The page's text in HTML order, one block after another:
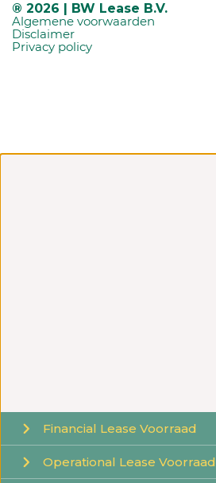
Financial Lease Voorraad
Operational Lease Voorraad
® 2026 | BW Lease B.V.
Algemene voorwaarden
Disclaimer
Privacy policy